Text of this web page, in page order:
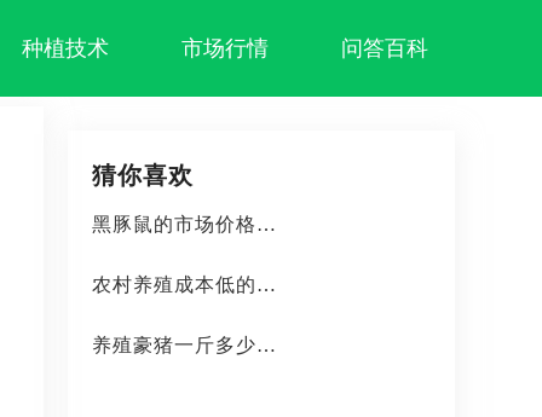
种植技术 市场行情 问答百科
猜你喜欢
黑豚鼠的市场价格是多少？养殖成本
农村养殖成本低的特色项目有哪些？
养殖豪猪一斤多少钱？豪猪养殖前景